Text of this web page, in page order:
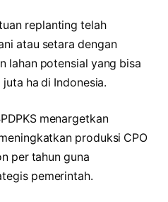
replanting telah
atau setara dengan
lahan potensial yang bisa
ha di Indonesia.
menargetkan
produksi CPO
per tahun guna
pemerintah.